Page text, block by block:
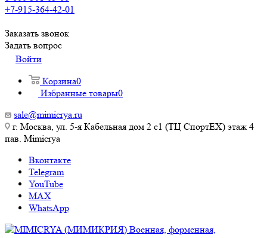
+7-915-364-42-01
Заказать звонок
Задать вопрос
Войти
Корзина0
Избранные товары0
sale@mimicrya.ru
г. Москва, ул. 5-я Кабельная дом 2 с1 (ТЦ СпортEX) этаж 4
пав. Mimicrya
Вконтакте
Telegram
YouTube
MAX
WhatsApp